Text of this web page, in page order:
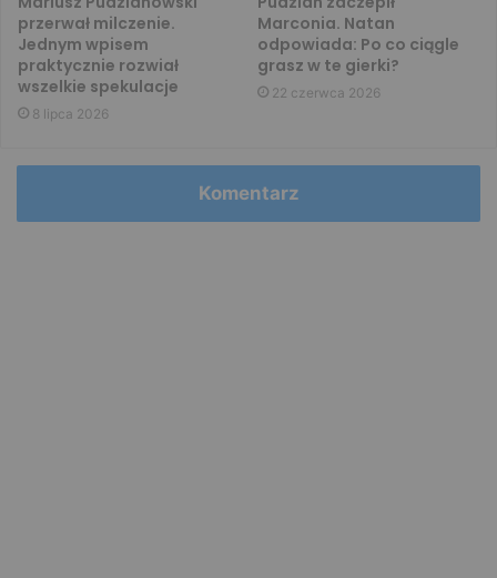
przerwał milczenie.
Jednym wpisem
praktycznie rozwiał
wszelkie spekulacje
8 lipca 2026
Marconia. Natan
odpowiada: Po co ciągle
grasz w te gierki?
22 czerwca 2026
Komentarz